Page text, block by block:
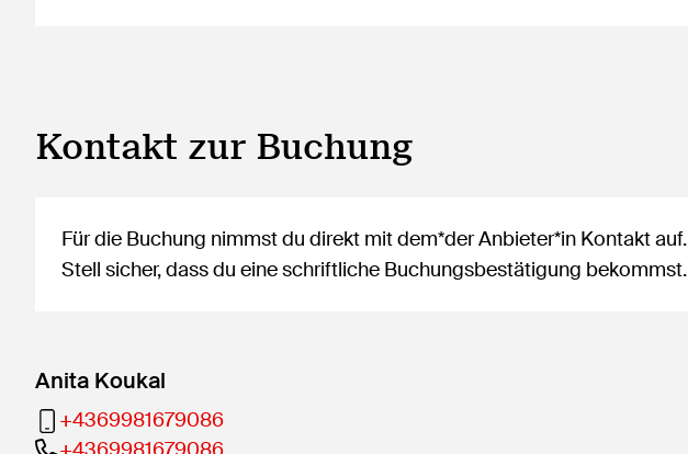
Kontakt zur Buchung
Für die Buchung nimmst du direkt mit dem*der Anbieter*in Kontakt auf.
Stell sicher, dass du eine schriftliche Buchungsbestätigung bekommst.
Anita Koukal
+4369981679086